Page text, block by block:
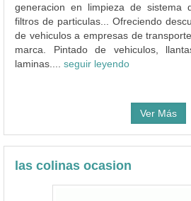
generacion en limpieza de sistema
filtros de particulas... Ofreciendo
de vehiculos a empresas de
marca. Pintado de vehiculos,
laminas.... seguir leyendo
Ver Más
las colinas ocasion